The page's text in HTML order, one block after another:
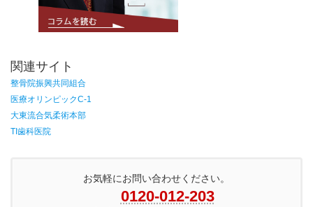
関連サイト
整骨院振興共同組合
医療オリンピックC-1
大東流合気柔術本部
TI歯科医院
お気軽にお問い合わせください。
0120-012-203